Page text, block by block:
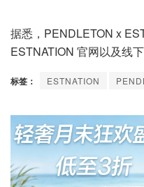
据悉，PENDLETON x
ESTNATION 官网以及线下
标签： ESTNATION